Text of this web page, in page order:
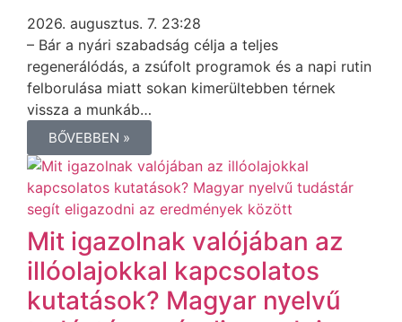
2026. augusztus. 7. 23:28
– Bár a nyári szabadság célja a teljes
regenerálódás, a zsúfolt programok és a napi rutin
felborulása miatt sokan kimerültebben térnek
vissza a munkáb…
BŐVEBBEN »
Mit igazolnak valójában az
illóolajokkal kapcsolatos
kutatások? Magyar nyelvű